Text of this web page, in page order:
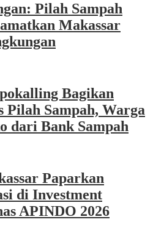
Pilah Sampah
Makassar
Bagikan
Pilah Sampah, Warga
dari Bank Sampah
Paparkan
di Investment
APINDO 2026